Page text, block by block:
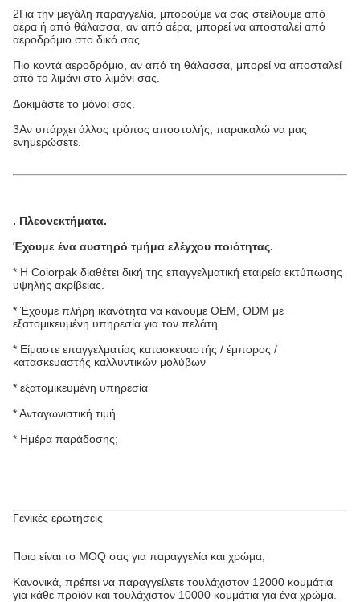
2Για την μεγάλη παραγγελία, μπορούμε να σας στείλουμε από
αέρα ή από θάλασσα, αν από αέρα, μπορεί να αποσταλεί από
αεροδρόμιο στο δικό σας
Πιο κοντά αεροδρόμιο, αν από τη θάλασσα, μπορεί να αποσταλεί
από το λιμάνι στο λιμάνι σας.
Δοκιμάστε το μόνοι σας.
3Αν υπάρχει άλλος τρόπος αποστολής, παρακαλώ να μας
ενημερώσετε.
. Πλεονεκτήματα.
Έχουμε ένα αυστηρό τμήμα ελέγχου ποιότητας.
* Η Colorpak διαθέτει δική της επαγγελματική εταιρεία εκτύπωσης
υψηλής ακρίβειας.
* Έχουμε πλήρη ικανότητα να κάνουμε OEM, ODM με
εξατομικευμένη υπηρεσία για τον πελάτη
* Είμαστε επαγγελματίας κατασκευαστής / έμπορος /
κατασκευαστής καλλυντικών μολύβων
* εξατομικευμένη υπηρεσία
* Ανταγωνιστική τιμή
* Ημέρα παράδοσης;
Γενικές ερωτήσεις
Ποιο είναι το MOQ σας για παραγγελία και χρώμα;
Κανονικά, πρέπει να παραγγείλετε τουλάχιστον 12000 κομμάτια
για κάθε προϊόν και τουλάχιστον 10000 κομμάτια για ένα χρώμα.